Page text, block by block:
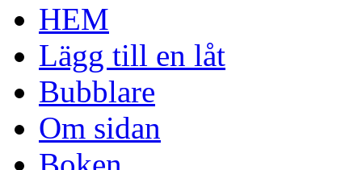
HEM
Lägg till en låt
Bubblare
Om sidan